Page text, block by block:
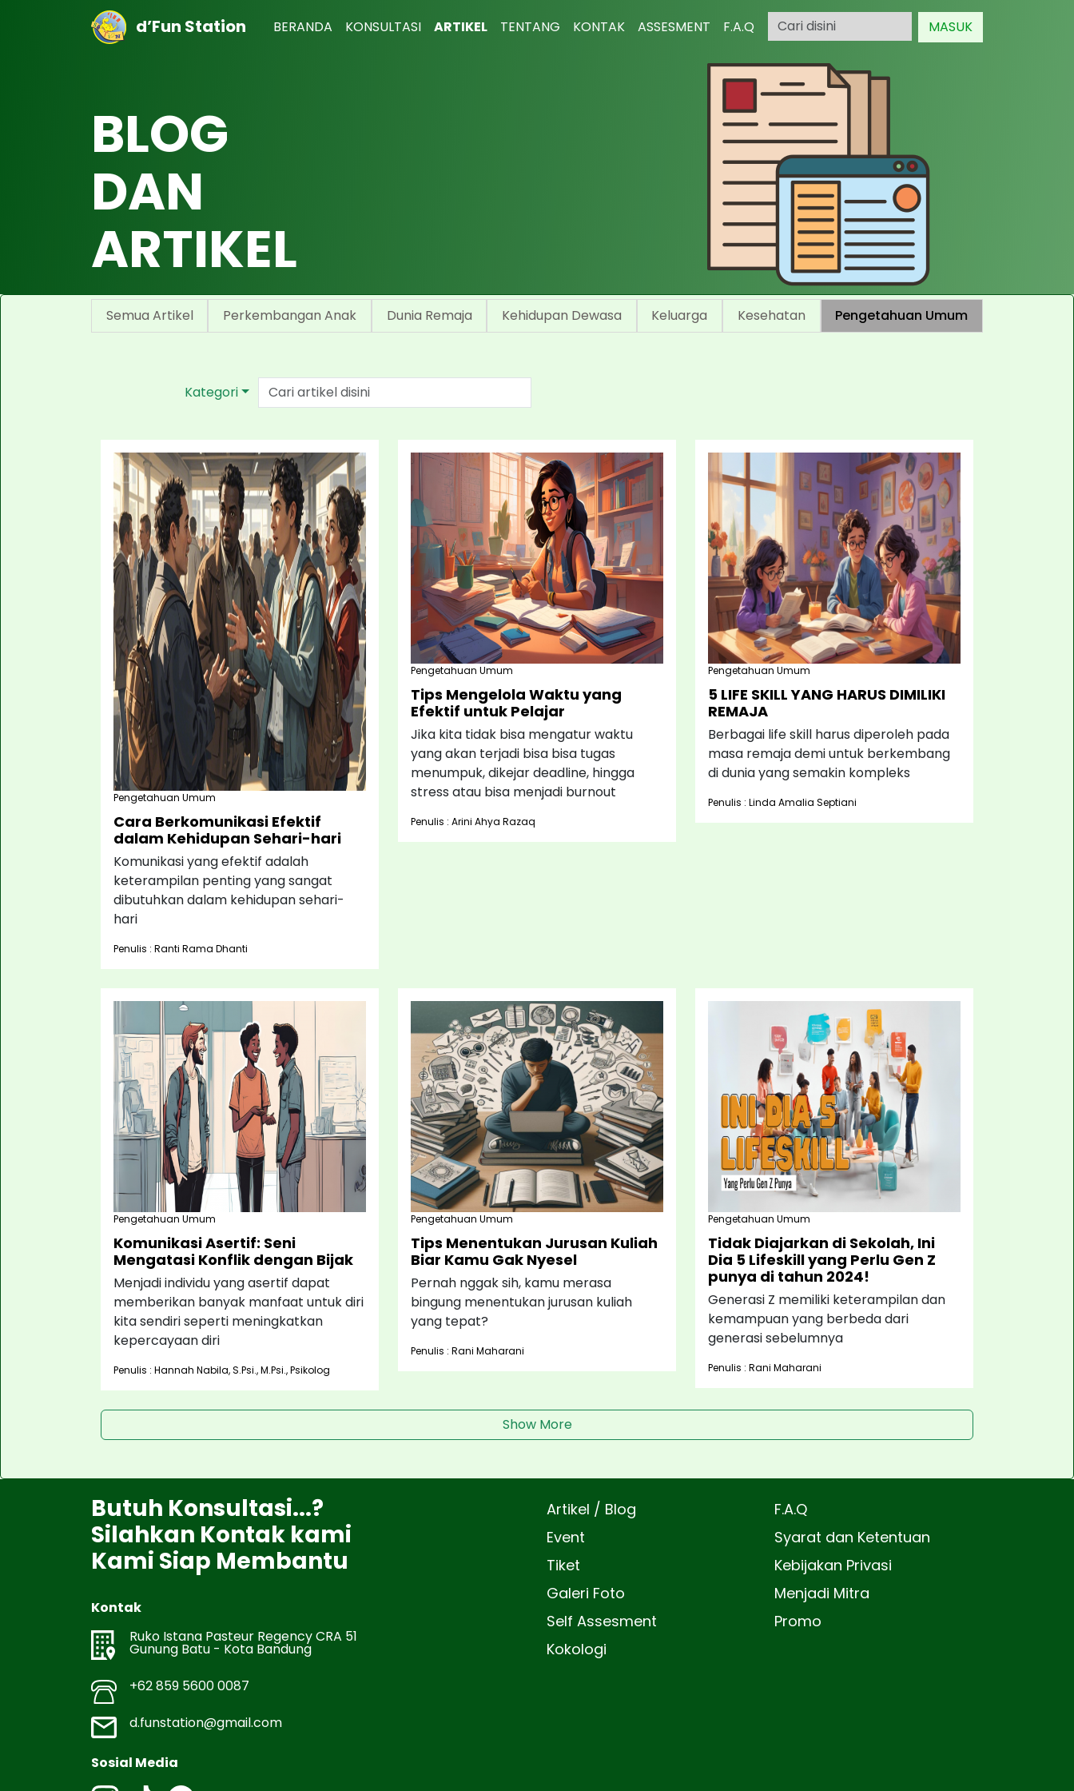
d’Fun Station BERANDA KONSULTASI ARTIKEL TENTANG KONTAK ASSESMENT F.A.Q MASUK
BLOG
DAN
ARTIKEL
Semua Artikel Perkembangan Anak Dunia Remaja Kehidupan Dewasa Keluarga Kesehatan Pengetahuan Umum
Kategori
Pengetahuan Umum
Cara Berkomunikasi Efektif
dalam Kehidupan Sehari-hari
Komunikasi yang efektif adalah
keterampilan penting yang sangat
dibutuhkan dalam kehidupan sehari-
hari
Penulis : Ranti Rama Dhanti
Pengetahuan Umum
Tips Mengelola Waktu yang
Efektif untuk Pelajar
Jika kita tidak bisa mengatur waktu
yang akan terjadi bisa bisa tugas
menumpuk, dikejar deadline, hingga
stress atau bisa menjadi burnout
Penulis : Arini Ahya Razaq
Pengetahuan Umum
5 LIFE SKILL YANG HARUS DIMILIKI
REMAJA
Berbagai life skill harus diperoleh pada
masa remaja demi untuk berkembang
di dunia yang semakin kompleks
Penulis : Linda Amalia Septiani
Pengetahuan Umum
Komunikasi Asertif: Seni
Mengatasi Konflik dengan Bijak
Menjadi individu yang asertif dapat
memberikan banyak manfaat untuk diri
kita sendiri seperti meningkatkan
kepercayaan diri
Penulis : Hannah Nabila, S.Psi., M.Psi., Psikolog
Pengetahuan Umum
Tips Menentukan Jurusan Kuliah
Biar Kamu Gak Nyesel
Pernah nggak sih, kamu merasa
bingung menentukan jurusan kuliah
yang tepat?
Penulis : Rani Maharani
Pengetahuan Umum
Tidak Diajarkan di Sekolah, Ini
Dia 5 Lifeskill yang Perlu Gen Z
punya di tahun 2024!
Generasi Z memiliki keterampilan dan
kemampuan yang berbeda dari
generasi sebelumnya
Penulis : Rani Maharani
Show More
Butuh Konsultasi...?
Silahkan Kontak kami
Kami Siap Membantu
Kontak
Ruko Istana Pasteur Regency CRA 51
Gunung Batu - Kota Bandung
+62 859 5600 0087
d.funstation@gmail.com
Sosial Media
Artikel / Blog
Event
Tiket
Galeri Foto
Self Assesment
Kokologi
F.A.Q
Syarat dan Ketentuan
Kebijakan Privasi
Menjadi Mitra
Promo